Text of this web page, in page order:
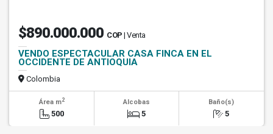
$890.000.000 COP | Venta
VENDO ESPECTACULAR CASA FINCA EN EL
OCCIDENTE DE ANTIOQUIA
Colombia
Área m2
500
Alcobas
5
Baño(s)
5